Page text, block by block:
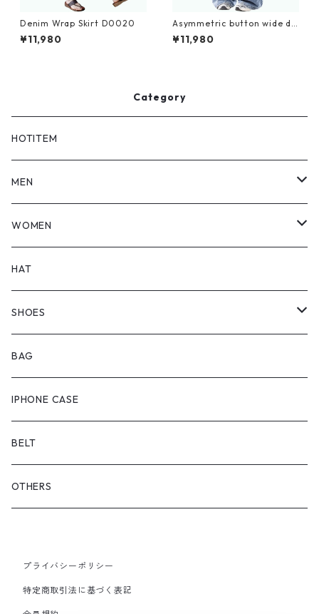
Denim Wrap Skirt D0020
¥11,980
Asymmetric button wide de
nim jeans D0198
¥11,980
Category
HOTITEM
MEN
TOPS
BOTTOMS
OUTER
WOMEN
TOPS
BOTTOMS
ONEPIECE
OUTER
HAT
SHOES
ブーツ
スニーカー
サンダル
BAG
IPHONE CASE
BELT
OTHERS
プライバシーポリシー
特定商取引法に基づく表記